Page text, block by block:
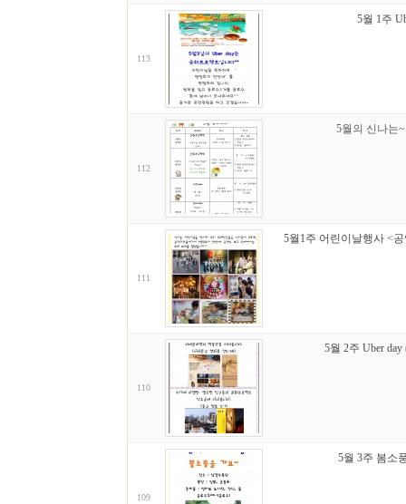
113
5월 1주
112
5월의 신나는
111
5월1주 어린이날행사 <
110
5월 2주 Uber
109
5월 3주 봄소